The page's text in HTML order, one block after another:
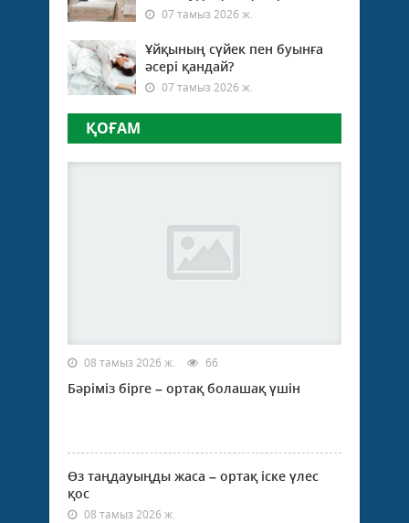
07 тамыз 2026 ж.
Ұйқының сүйек пен буынға
әсері қандай?
07 тамыз 2026 ж.
ҚОҒАМ
08 тамыз 2026 ж. 66
Бәріміз бірге – ортақ болашақ үшін
Өз таңдауыңды жаса – ортақ іске үлес
қос
08 тамыз 2026 ж.